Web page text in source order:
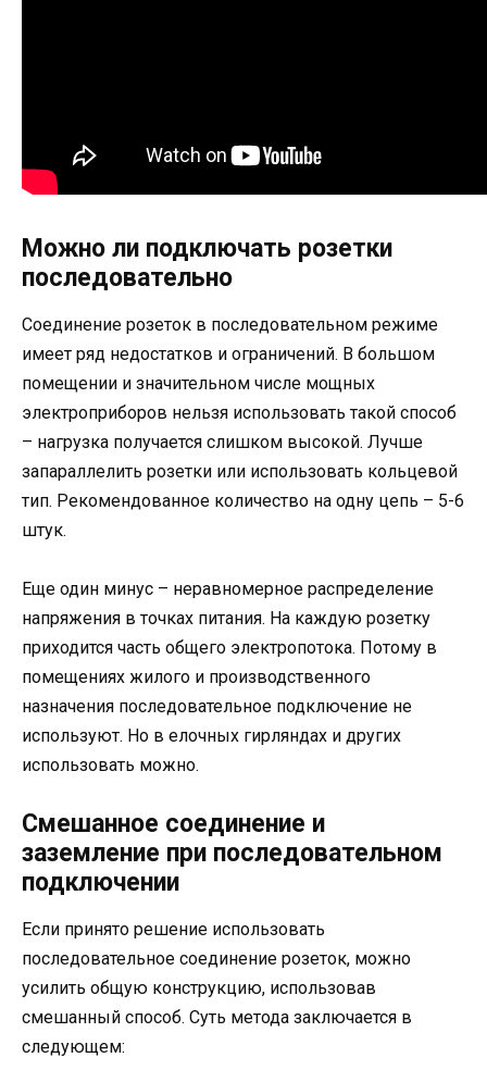
Можно ли подключать розетки
последовательно
Соединение розеток в последовательном режиме
имеет ряд недостатков и ограничений. В большом
помещении и значительном числе мощных
электроприборов нельзя использовать такой способ
– нагрузка получается слишком высокой. Лучше
запараллелить розетки или использовать кольцевой
тип. Рекомендованное количество на одну цепь – 5-6
штук.
Еще один минус – неравномерное распределение
напряжения в точках питания. На каждую розетку
приходится часть общего электропотока. Потому в
помещениях жилого и производственного
назначения последовательное подключение не
используют. Но в елочных гирляндах и других
использовать можно.
Смешанное соединение и
заземление при последовательном
подключении
Если принято решение использовать
последовательное соединение розеток, можно
усилить общую конструкцию, использовав
смешанный способ. Суть метода заключается в
следующем: